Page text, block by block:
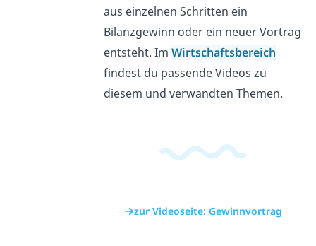
aus einzelnen Schritten ein
Bilanzgewinn oder ein neuer Vortrag
entsteht. ImWirtschaftsbereich
findest du passende Videos zu
diesem und verwandten Themen.
zur Videoseite: Gewinnvortrag